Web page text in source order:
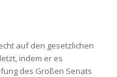
auf den gesetzlichen
indem er es
des Großen Senats